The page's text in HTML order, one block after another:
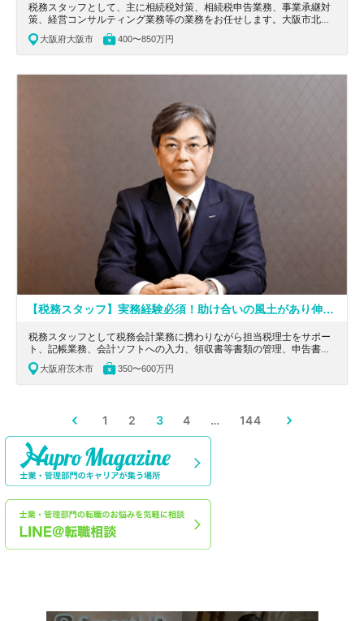
税務スタッフとして、主に相続税対策、相続税申告業務、事業承継対
策、経営コンサルティング業務等の業務をお任せします。大阪市北区
にある、これからスキルを身につけたい方必見の、若手が活躍する企
業文化を持つ会計事務所の求人です。
大阪府大阪市 400〜850万円
【税務スタッフ】実務経験必須！助け合いの風土があり伸び伸びと働ける！幅広い業務に携わりたい方オススメの税理士法人
税務スタッフとして税務会計業務に携わりながら担当税理士をサポー
ト、記帳業務、会計ソフトへの入力、領収書等書類の管理、申告書作
成等をご担当いただきます。大阪府茨木市にある、幅広い業務に携わ
りたい方オススメの税理士法人の求人です。
大阪府茨木市 350〜600万円
1 2 3 4 … 144